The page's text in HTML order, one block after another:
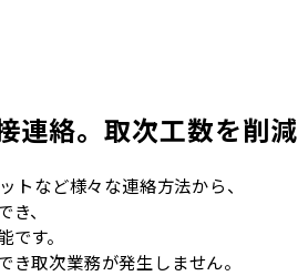
連絡。取次工数を削減
など様々な連絡方法から、
、
す。
取次業務が発生しません。